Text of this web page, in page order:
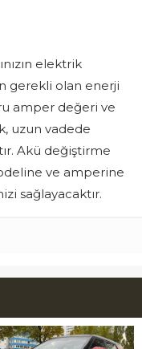
elektrik
gerekli olan enerji
amper değeri ve
uzun vadede
Akü değiştirme
ve amperine
sağlayacaktır.